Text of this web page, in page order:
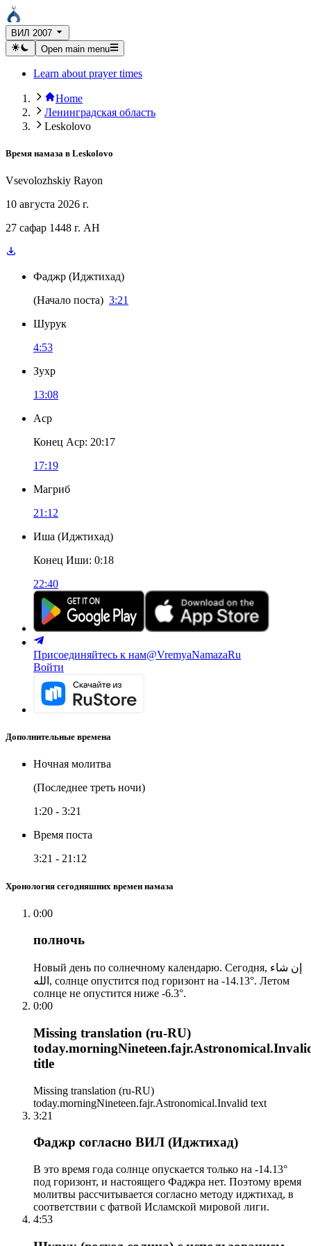
ВИЛ 2007
Open main menu
Learn about prayer times
Home
Ленинградская область
Leskolovo
Время намаза в Leskolovo
Vsevolozhskiy Rayon
10 августа 2026 г.
27 сафар 1448 г. AH
Фаджр (Иджтихад)
(Начало поста) 3:21
Шурук
4:53
Зухр
13:08
Аср
Конец Аср: 20:17
17:19
Магриб
21:12
Иша (Иджтихад)
Конец Иши: 0:18
22:40
Присоединяйтесь к нам@VremyaNamazaRu
Войти
Дополнительные времена
Ночная молитва
(Последнее треть ночи)
1:20 - 3:21
Время поста
3:21 - 21:12
Хронология сегодняшних времен намаза
0:00
полночь
Новый день по солнечному календарю. Сегодня, إن شاء
الله, солнце опустится под горизонт на -14.13°. Летом
солнце не опустится ниже -6.3°.
0:00
Missing translation (ru-RU)
title
Missing translation (ru-RU)
today.morningNineteen.fajr.Astronomical.Invalid text
3:21
Фаджр согласно ВИЛ (Иджтихад)
В это время года солнце опускается только на -14.13°
под горизонт, и настоящего Фаджра нет. Поэтому время
молитвы рассчитывается согласно методу иджтихад, в
соответствии с фатвой Исламской мировой лиги.
4:53